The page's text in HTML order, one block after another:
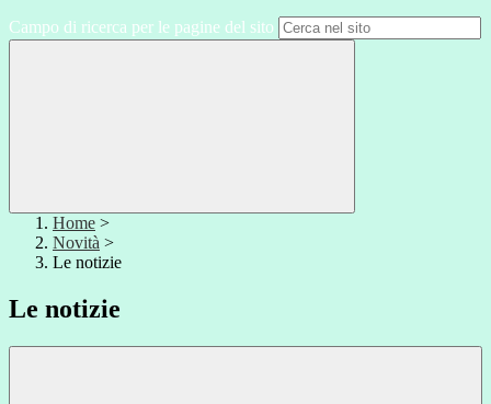
Campo di ricerca per le pagine del sito
Home >
Novità >
Le notizie
Le notizie